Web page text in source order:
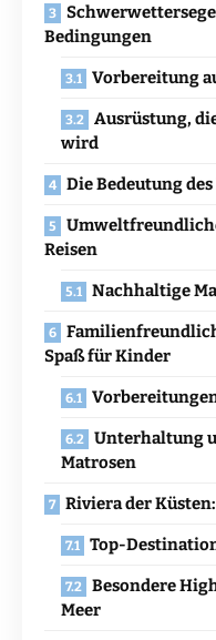
Bedingungen
Vorbereitung
Ausrüstung,
wird
Die Bedeutung
Reisen
Nachhaltige
Spaß für Kinder
Unterhaltung
Matrosen
Riviera der
Top-
Besondere
Meer